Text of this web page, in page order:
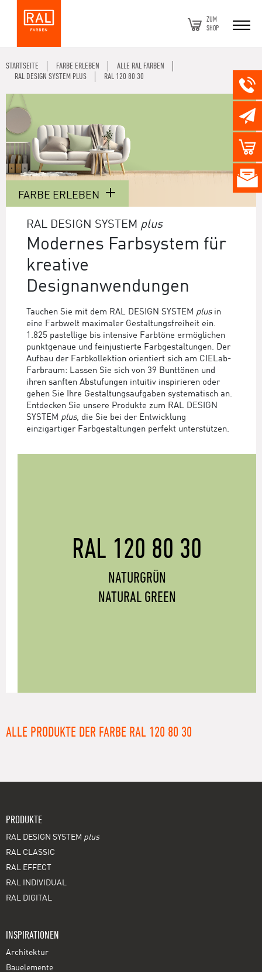
ZUM
SHOP
STARTSEITE FARBE ERLEBEN
ALLE RAL FARBEN
RAL DESIGN SYSTEM PLUS
RAL 120 80 30
FARBE ERLEBEN
RAL DESIGN SYSTEM plus
Modernes Farbsystem für
kreative
Designanwendungen
Tauchen Sie mit dem RAL DESIGN SYSTEM plusin
eine Farbwelt maximaler Gestaltungsfreiheit ein.
1.825 pastellige bis intensive Farbtöne ermöglichen
punktgenaue und feinjustierte Farbgestaltungen. Der
Aufbau der Farbkollektion orientiert sich am CIELab-
Farbraum: Lassen Sie sich von 39 Bunttönen und
ihren sanften Abstufungen intuitiv inspirieren oder
gehen Sie Ihre Gestaltungsaufgaben systematisch an.
Entdecken Sie unsere Produkte zum RAL DESIGN
SYSTEM plus, die Sie bei der Entwicklung
einzigartiger Farbgestaltungen perfekt unterstützen.
RAL 120 80 30
NATURGRÜN
NATURAL GREEN
ALLE PRODUKTE DER FARBE RAL 120 80 30
PRODUKTE
RAL DESIGN SYSTEM plus
RAL CLASSIC
RAL EFFECT
RAL INDIVIDUAL
RAL DIGITAL
INSPIRATIONEN
Architektur
Bauelemente